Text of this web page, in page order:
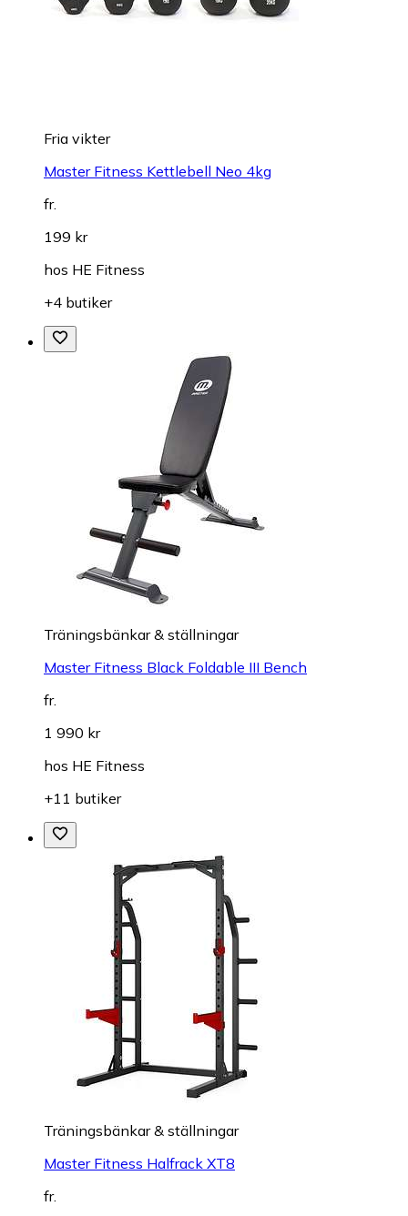
Fria vikter
Master Fitness Kettlebell Neo 4kg
fr.
199 kr
hos HE Fitness
+4 butiker
Träningsbänkar & ställningar
Master Fitness Black Foldable III Bench
fr.
1 990 kr
hos HE Fitness
+11 butiker
Träningsbänkar & ställningar
Master Fitness Halfrack XT8
fr.